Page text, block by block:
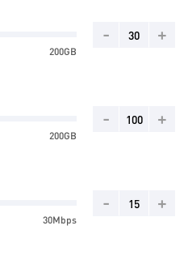
200GB
- +
200GB
- +
30Mbps
- +